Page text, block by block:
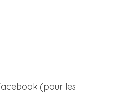
(pour les